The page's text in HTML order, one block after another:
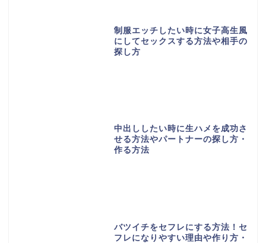
制服エッチしたい時に女子高生風
にしてセックスする方法や相手の
探し方
中出ししたい時に生ハメを成功さ
せる方法やパートナーの探し方・
作る方法
バツイチをセフレにする方法！セ
フレになりやすい理由や作り方・